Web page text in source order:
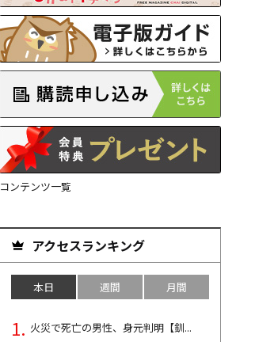
コンテンツ一覧
アクセスランキング
本日 週間 月間
火災で死亡の男性、身元判明【釧...